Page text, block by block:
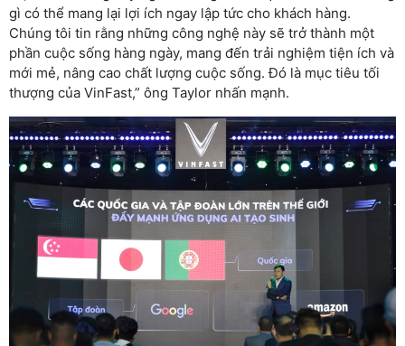
gì có thể mang lại lợi ích ngay lập tức cho khách hàng.
Chúng tôi tin rằng những công nghệ này sẽ trở thành một
phần cuộc sống hàng ngày, mang đến trải nghiệm tiện ích và
mới mẻ, nâng cao chất lượng cuộc sống. Đó là mục tiêu tối
thượng của VinFast,” ông Taylor nhấn mạnh.